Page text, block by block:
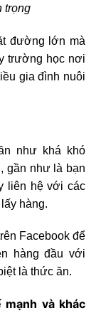
trọng
đường lớn mà
trường học nơi
gia đình nuôi
như khá khó
gần như là bạn
liên hệ với các
hàng.
Facebook để
hàng đầu với
là thức ăn.
và khác